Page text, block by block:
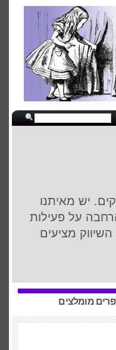
יש מאיתנו
על פעילות
מציעים
מומלצים